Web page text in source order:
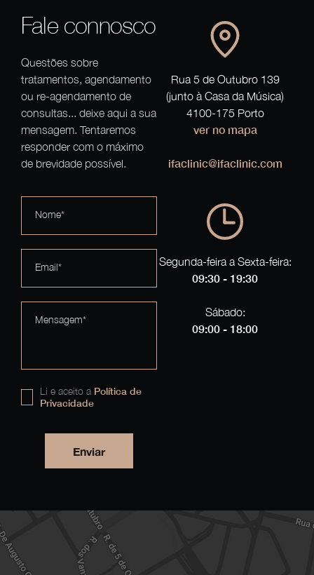
Fale connosco
Questões sobre
tratamentos, agendamento
ou re-agendamento de
consultas... deixe aqui a sua
mensagem. Tentaremos
responder com o máximo
de brevidade possível.
Nome*
Email*
Mensagem*
Li e aceito a Política de
Privacidade
Enviar
Rua 5 de Outubro 139
(junto à Casa da Música)
4100-175 Porto
ver no mapa
ifaclinic@ifaclinic.com
Segunda-feira a Sexta-feira:
09:30 - 19:30
Sábado:
09:00 - 18:00